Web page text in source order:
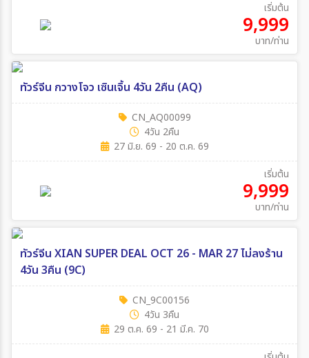
เริ่มต้น
9,999
บาท/ท่าน
ทัวร์จีน กวางโจว เซินเจิ้น 4วัน 2คืน (AQ)
CN_AQ00099
4วัน 2คืน
27 มิ.ย. 69 - 20 ต.ค. 69
เริ่มต้น
9,999
บาท/ท่าน
ทัวร์จีน XIAN SUPER DEAL OCT 26 - MAR 27 ไม่ลงร้าน
4วัน 3คืน (9C)
CN_9C00156
4วัน 3คืน
29 ต.ค. 69 - 21 มี.ค. 70